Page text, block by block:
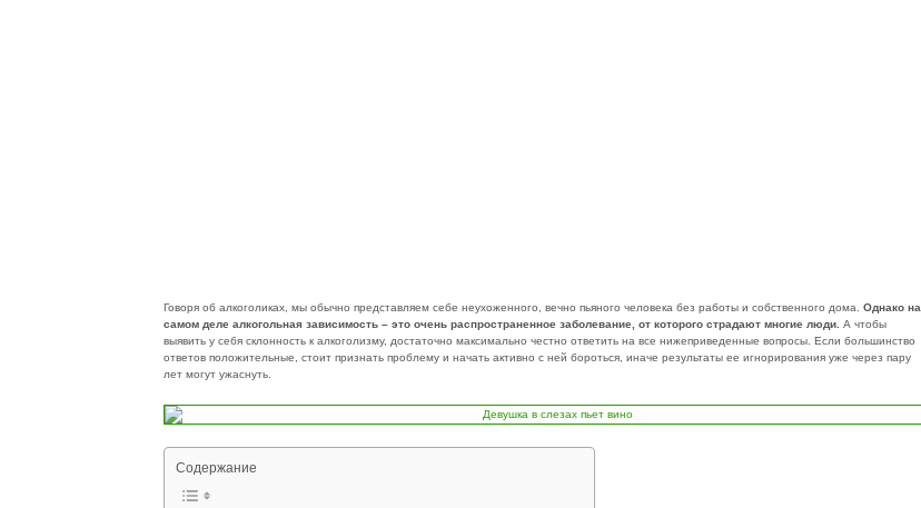
Говоря об алкоголиках, мы обычно представляем себе неухоженного, вечно пьяного человека без работы и собственного дома. Однако на
самом деле алкогольная зависимость – это очень распространенное заболевание, от которого страдают многие люди. А чтобы
выявить у себя склонность к алкоголизму, достаточно максимально честно ответить на все нижеприведенные вопросы. Если большинство
ответов положительные, стоит признать проблему и начать активно с ней бороться, иначе результаты ее игнорирования уже через пару
лет могут ужаснуть.
Содержание